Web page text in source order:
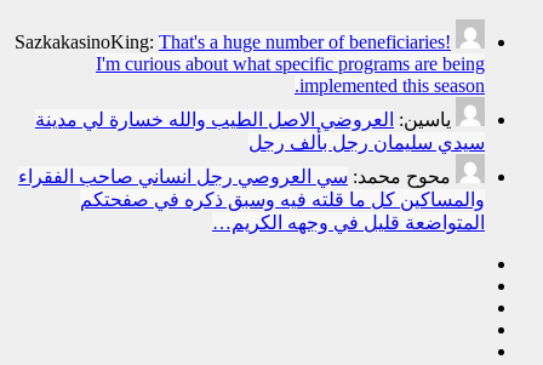
SazkakasinoKing: That's a huge number of beneficiaries!
I'm curious about what specific programs are being
implemented this season.
ياسين: العروضي الاصل الطيب والله خسارة لي مدينة
سيدي سليمان رجل بألف رجل
محوح محمد: سي العروصي رجل انساني صاحب الفقراء
والمساكين كل ما قلته فيه وسبق ذكره في صفحتكم
المتواضعة قليل في وجهه الكريم…